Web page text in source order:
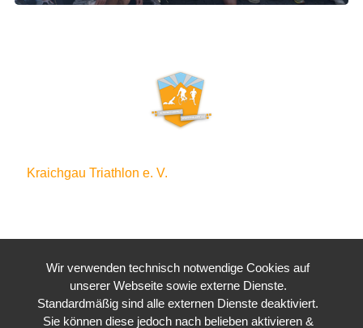
Kraichgau Triathlon e. V.
Wir verwenden technisch notwendige Cookies auf
unserer Webseite sowie externe Dienste.
Standardmäßig sind alle externen Dienste deaktiviert.
Sie können diese jedoch nach belieben aktivieren &